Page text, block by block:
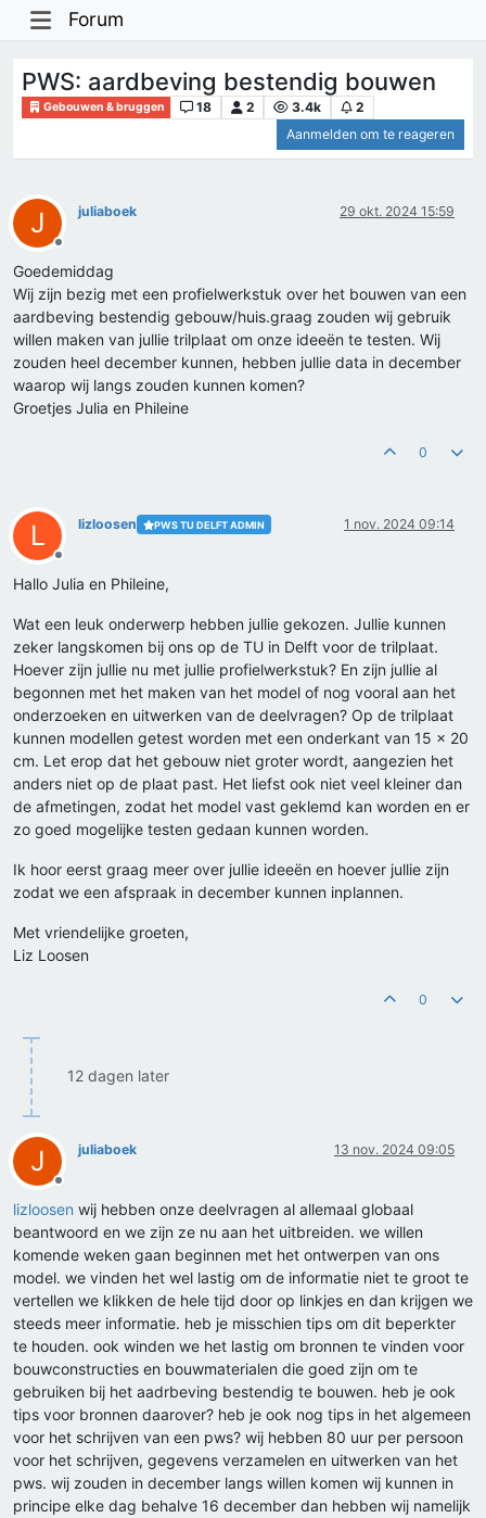
Forum
PWS: aardbeving bestendig bouwen
Gebouwen & bruggen 18 2 3.4k
2
Aanmelden om te reageren
J
Offline
juliaboek 29 okt. 2024 15:59
Goedemiddag
Wij zijn bezig met een profielwerkstuk over het bouwen van een
aardbeving bestendig gebouw/huis.graag zouden wij gebruik
willen maken van jullie trilplaat om onze ideeën te testen. Wij
zouden heel december kunnen, hebben jullie data in december
waarop wij langs zouden kunnen komen?
Groetjes Julia en Phileine
0
L
Offline
lizloosen PWS TU DELFT ADMIN 1 nov. 2024 09:14
Hallo Julia en Phileine,
Wat een leuk onderwerp hebben jullie gekozen. Jullie kunnen
zeker langskomen bij ons op de TU in Delft voor de trilplaat.
Hoever zijn jullie nu met jullie profielwerkstuk? En zijn jullie al
begonnen met het maken van het model of nog vooral aan het
onderzoeken en uitwerken van de deelvragen? Op de trilplaat
kunnen modellen getest worden met een onderkant van 15 x 20
cm. Let erop dat het gebouw niet groter wordt, aangezien het
anders niet op de plaat past. Het liefst ook niet veel kleiner dan
de afmetingen, zodat het model vast geklemd kan worden en er
zo goed mogelijke testen gedaan kunnen worden.
Ik hoor eerst graag meer over jullie ideeën en hoever jullie zijn
zodat we een afspraak in december kunnen inplannen.
Met vriendelijke groeten,
Liz Loosen
0
12 dagen later
J
Offline
juliaboek 13 nov. 2024 09:05
lizloosen wij hebben onze deelvragen al allemaal globaal
beantwoord en we zijn ze nu aan het uitbreiden. we willen
komende weken gaan beginnen met het ontwerpen van ons
model. we vinden het wel lastig om de informatie niet te groot te
vertellen we klikken de hele tijd door op linkjes en dan krijgen we
steeds meer informatie. heb je misschien tips om dit beperkter
te houden. ook winden we het lastig om bronnen te vinden voor
bouwconstructies en bouwmaterialen die goed zijn om te
gebruiken bij het aadrbeving bestendig te bouwen. heb je ook
tips voor bronnen daarover? heb je ook nog tips in het algemeen
voor het schrijven van een pws? wij hebben 80 uur per persoon
voor het schrijven, gegevens verzamelen en uitwerken van het
pws. wij zouden in december langs willen komen wij kunnen in
principe elke dag behalve 16 december dan hebben wij namelijk